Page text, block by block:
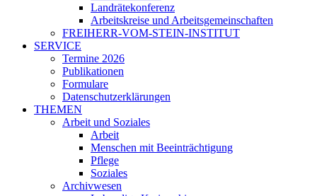
Landrätekonferenz
Arbeitskreise und Arbeitsgemeinschaften
FREIHERR-VOM-STEIN-INSTITUT
SERVICE
Termine 2026
Publikationen
Formulare
Datenschutzerklärungen
THEMEN
Arbeit und Soziales
Arbeit
Menschen mit Beeinträchtigung
Pflege
Soziales
Archivwesen